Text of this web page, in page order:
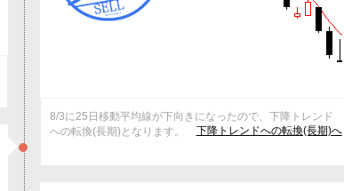
8/3に25日移動平均線が下向きになったので、下降トレンド
への転換(長期)となります。
下降トレンドへの転換(長期)へ